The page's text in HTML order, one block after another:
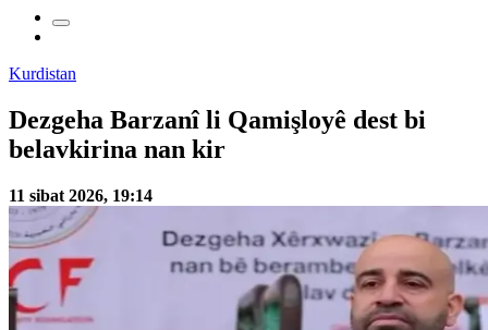
Kurdistan
Dezgeha Barzanî li Qamişloyê dest bi
belavkirina nan kir
11 sibat 2026, 19:14